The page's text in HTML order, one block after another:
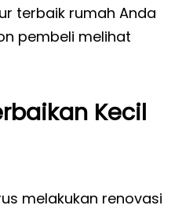
terbaik rumah Anda
pembeli melihat
Kecil
melakukan renovasi